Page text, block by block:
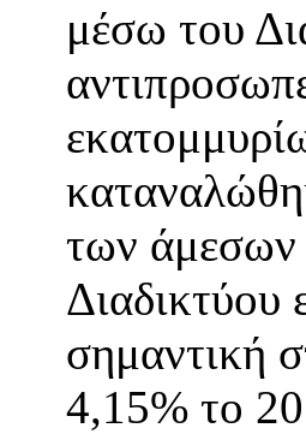
μέσω του
των
Διαδικτύου
σημαντική
4,15% το